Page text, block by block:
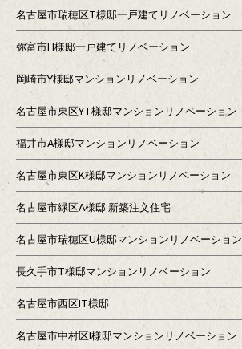
名古屋市瑞穂区T様邸一戸建てリノベーション
弥富市H様邸一戸建てリノベーション
岡崎市Y様邸マンションリノベーション
名古屋市東区YT様邸マンションリノベーション
福井市A様邸マンションリノベーション
名古屋市東区K様邸マンションリノベーション
名古屋市緑区A様邸 新築注文住宅
名古屋市瑞穂区U様邸マンションリノベーション
長久手市T様邸マンションリノベーション
名古屋市西区IT様邸
名古屋市中村区I様邸マンションリノベーション